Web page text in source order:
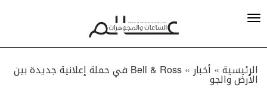
الرئيسية » أخبار» Bell & Ross في حملة إعلانية جديدة بين
الأرض والجو